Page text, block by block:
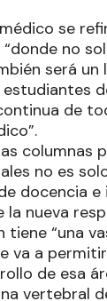
se
no
será un
de
columnas
no es
docencia e
la nueva
tiene “una
va a
de esa
vertebral